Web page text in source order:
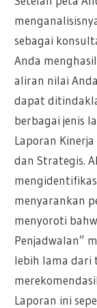
sebagai
Anda
aliran nilai
dapat
berbagai jenis
Laporan
dan Strategis.
menyarankan
menyoroti
Penjadwalan”
lebih lama dari
Laporan ini